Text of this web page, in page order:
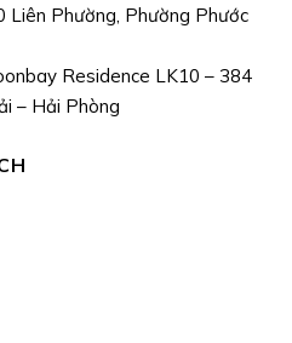
Liên Phường, Phường Phước
Residence LK10 – 384
– Hải Phòng